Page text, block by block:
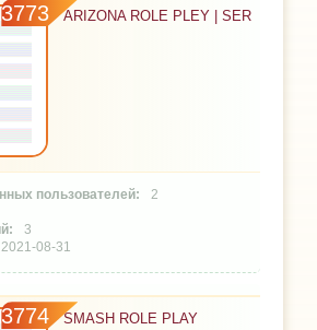
3773 ARIZONA ROLE PLEY | SER
2
3
2021-08-31
3774 SMASH ROLE PLAY